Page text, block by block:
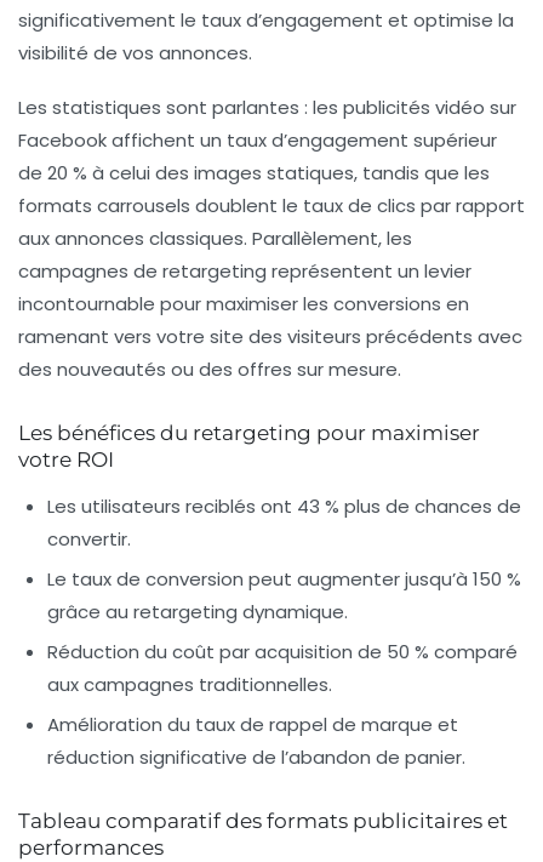
significativement le taux d’engagement et optimise la
visibilité de vos annonces.
Les statistiques sont parlantes : les publicités vidéo sur
Facebook affichent un taux d’engagement supérieur
de 20 % à celui des images statiques, tandis que les
formats carrousels doublent le taux de clics par rapport
aux annonces classiques. Parallèlement, les
campagnes de retargeting représentent un levier
incontournable pour maximiser les conversions en
ramenant vers votre site des visiteurs précédents avec
des nouveautés ou des offres sur mesure.
Les bénéfices du retargeting pour maximiser
votre ROI
Les utilisateurs reciblés ont 43 % plus de chances de
convertir.
Le taux de conversion peut augmenter jusqu’à 150 %
grâce au retargeting dynamique.
Réduction du coût par acquisition de 50 % comparé
aux campagnes traditionnelles.
Amélioration du taux de rappel de marque et
réduction significative de l’abandon de panier.
Tableau comparatif des formats publicitaires et
performances